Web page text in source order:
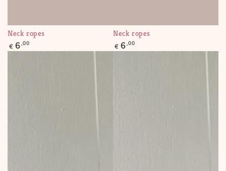
Neck ropes
Regular
price
€ 6,00
Neck ropes
Regular
price
€ 6,00